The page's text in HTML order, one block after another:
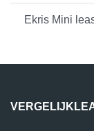
Ekris Mini